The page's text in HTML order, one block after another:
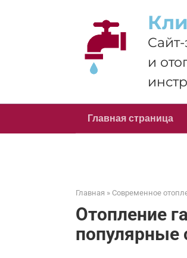
и
Главная страница
Главная » Современное
Отопление
популярные